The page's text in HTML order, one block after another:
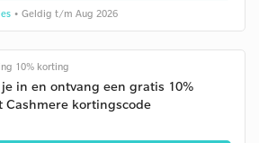
• Geldig t/m Aug 2026
10% korting
in en ontvang een gratis 10%
Cashmere kortingscode